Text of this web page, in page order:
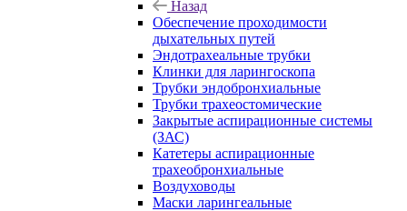
Назад
Обеспечение проходимости
дыхательных путей
Эндотрахеальные трубки
Клинки для ларингоскопа
Трубки эндобронхиальные
Трубки трахеостомические
Закрытые аспирационные системы
(ЗАС)
Катетеры аспирационные
трахеобронхиальные
Воздуховоды
Маски ларингеальные